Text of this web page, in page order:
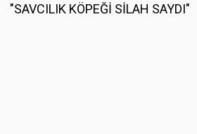
"SAVCILIK KÖPEĞİ SİLAH SAYDI"